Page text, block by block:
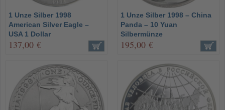
1 Unze Silber 1998
American Silver Eagle –
USA 1 Dollar
137,00 €
1 Unze Silber 1998 – China
Panda – 10 Yuan
Silbermünze
195,00 €